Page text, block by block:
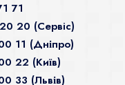
71
20 (Сервiс)
11 (Дніпро)
22 (Київ)
33 (Львів)